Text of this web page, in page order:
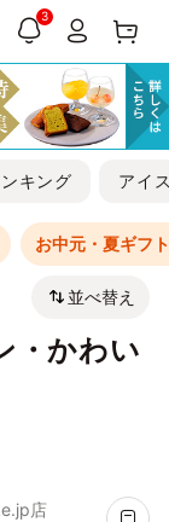
3
キング アイ
お中元・夏ギフ
並べ替え
・かわい
店